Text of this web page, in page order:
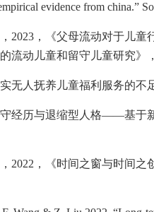
evidence from china.”
2023 ，《父母流动对于儿童
流动儿童和留守儿童研究》
实无人抚养儿童福利服务的不
守经历与退缩型人格——基于
2022 ，《时间之窗与时间